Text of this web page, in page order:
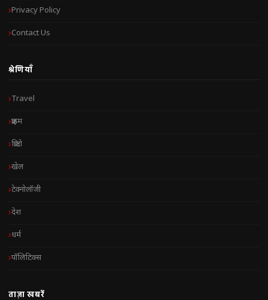
Privacy Policy
Contact Us
श्रेणियाँ
Travel
क्राइम
क्रिप्टो
खेल
टेक्नोलॉजी
देश
धर्म
पॉलिटिक्स
ताज़ा खबरें